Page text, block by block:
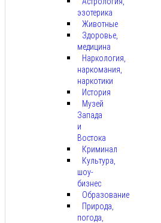
эзотерика
Животные
Здоровье,
медицина
Наркология,
наркомания,
наркотики
История
Музей
Запада
и
Востока
Криминал
Культура,
шоу-
бизнес
Образование
Природа,
погода,